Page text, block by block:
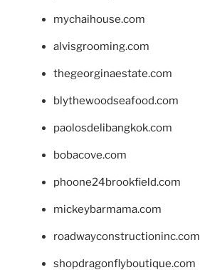
mychaihouse.com
alvisgrooming.com
thegeorginaestate.com
blythewoodseafood.com
paolosdelibangkok.com
bobacove.com
phoone24brookfield.com
mickeybarmama.com
roadwayconstructioninc.com
shopdragonflyboutique.com